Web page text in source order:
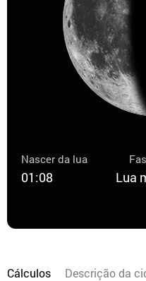
Nascer da lua
01:08 Lua
Cálculos Descrição da